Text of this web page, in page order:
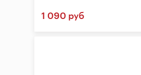
1 090 руб